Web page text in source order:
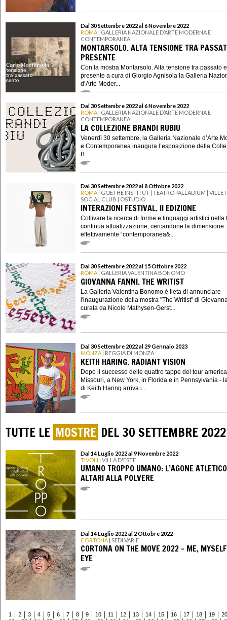
Dal 30 Settembre 2022 al 6 Novembre 2022
ROMA | GALLERIA NAZIONALE D’ARTE MODERNA E
CONTEMPORANEA
MONTARSOLO. ALTA TENSIONE TRA
PRESENTE
Con la mostra Montarsolo. Alta tensione tra passato e
presente a cura di Giorgio Agnisola la Galleria
d’Arte Moder...
Dal 30 Settembre 2022 al 6 Novembre 2022
ROMA | GALLERIA NAZIONALE D’ARTE MODERNA E
CONTEMPORANEA
LA COLLEZIONE BRANDI RUBIU
Venerdì 30 settembre, la Galleria Nazionale d’Arte
e Contemporanea inaugura l’esposizione della
B...
Dal 30 Settembre 2022 al 8 Ottobre 2022
ROMA | GOETHE INSTITUT | TEATRO PALLADIUM |
SOCIAL CLUB | OSTUDIO
INTERAZIONI FESTIVAL. II EDIZIONE
Coltivare la ricerca di forme e linguaggi artistici nella
continua attualizzazione, cercandone la dimensione
effettivamente “contemporanea&...
Dal 30 Settembre 2022 al 15 Ottobre 2022
ROMA | GALLERIA VALENTINA BONOMO
GIOVANNA FANNI. THE WRITIST
La Galleria Valentina Bonomo è lieta di annunciare
l'inaugurazione della mostra "The Writist" di
curata da Nicole Mathysen-Gerst...
Dal 30 Settembre 2022 al 29 Gennaio 2023
MONZA | REGGIA DI MONZA
KEITH HARING. RADIANT VISION
Dopo il successo delle quattro tappe del tour
Missouri, a New York, in Florida e in Pennsylvania -
di Keith Haring arriva i...
TUTTE LE MOSTRE DEL 30 SETTEMBRE 2022
Dal 14 Luglio 2022 al 9 Novembre 2022
TIVOLI | VILLA D'ESTE
UMANO TROPPO UMANO: L’AGONE
ALTARI ALLA POLVERE
Dal 14 Luglio 2022 al 2 Ottobre 2022
CORTONA | SEDI VARIE
CORTONA ON THE MOVE 2022 - ME,
EYE
1 2 3 4 5 6 7 8 9 10 11 12 13 14 15 16 17 18 19
20